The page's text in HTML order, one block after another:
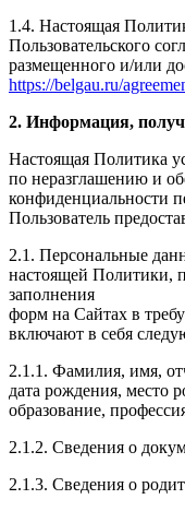
1.4. Настоящая
Пользовательского
размещенного и/или
https://belgau.ru/
2. Информация,
Настоящая Политика
по неразглашению и
конфиденциальности
Пользователь
2.1. Персональные
настоящей Политики,
заполнения
форм на Сайтах в
включают в себя
2.1.1. Фамилия, имя,
дата рождения, место
образование,
2.1.2. Сведения о
2.1.3. Сведения о